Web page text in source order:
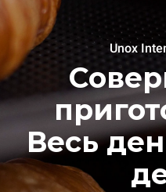
Unox
Весь